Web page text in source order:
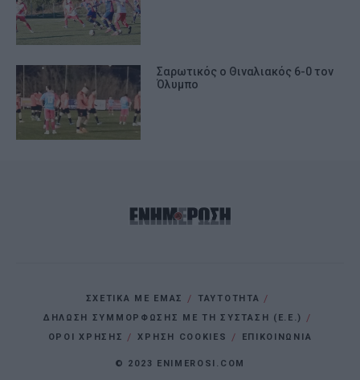
Σαρωτικός ο Θιναλιακός 6-0 τον
Όλυμπο
ΣΧΕΤΙΚΑ ΜΕ ΕΜΑΣ
ΤΑΥΤΟΤΗΤΑ
ΔΗΛΩΣΗ ΣΥΜΜΟΡΦΩΣΗΣ ΜΕ ΤΗ ΣΥΣΤΑΣΗ (Ε.Ε.)
ΌΡΟΙ ΧΡΗΣΗΣ
ΧΡΗΣΗ COOKIES ΕΠΙΚΟΙΝΩΝΙΑ
© 2023 ENIMEROSI.COM